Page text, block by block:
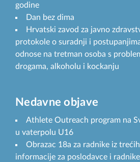
godine
Dan bez dima
Hrvatski zavod za javno
protokole o suradnji i
odnose na tretman osoba s
drogama, alkoholu i kockanju
Nedavne objave
Athlete Outreach program na
u vaterpolu U16
Obrazac 18a za radnike iz
informacije za poslodavce i radnike